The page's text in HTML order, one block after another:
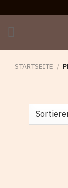
STARTSEITE /